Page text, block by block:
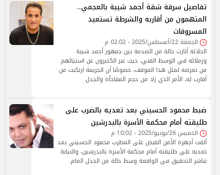
تفاصيل سرقة شقة أحمد شيبة بالعجمي..
المتهمون من أقاربه والشرطة تستعيد
المسروقات
الجمعة 22/أغسطس/2025 - 02:02 م
الحادثة أثارت حالة من الصدمة بين جمهور أحمد شيبة
وزملائه في الوسط الفني، حيث عبر الكثيرون عن استيائهم
من تعرضه لمثل هذا الموقف، خصوصًا أن الجريمة ارتكبت من
أقارب له، الأمر الذي زاد من حجم المفاجأة والجدل
ضبط محمود الحسيني بعد تعديه بالضرب على
طليقته أمام محكمة الأسرة بالبدرشين
الخميس 26/يونيو/2025 - 10:02 م
ألقت أجهزة الأمن القبض على المطرب محمود الحسيني بعد
تعديه على طليقته أمام محكمة الأسرة بالبدرشين، والنيابة
تباشر التحقيق في الواقعة وسط حالة من الجدل العام.